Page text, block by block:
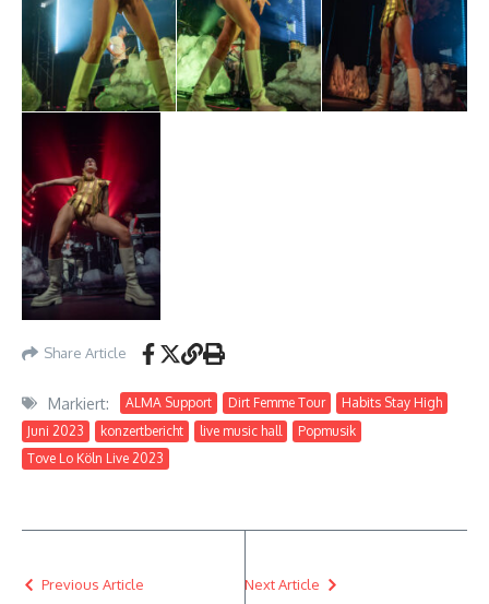
Share Article
Markiert: ALMA Support Dirt Femme Tour
Habits Stay High
Juni 2023
konzertbericht live music hall
Popmusik
Tove Lo Köln Live 2023
Previous Article Next Article